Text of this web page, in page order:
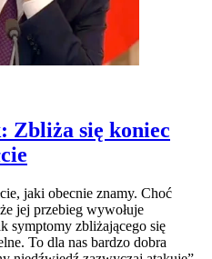
Zbliża się koniec
jaki obecnie znamy. Choć
jej przebieg wywołuje
symptomy zbliżającego się
To dla nas bardzo dobra